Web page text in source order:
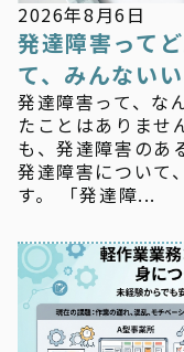
2026年8月6日
発達障害って
て、みんない
発達障害って、な
たことはありませ
も、発達障害のあ
発達障害について
す。 「発達障...